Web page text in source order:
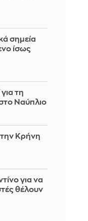
σημεία
ίσως
τη
Ναύπλιο
Κρήνη
για να
θέλουν